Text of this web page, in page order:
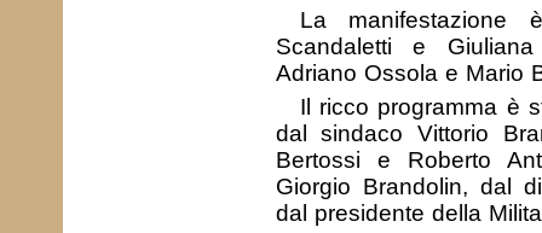
La
Scandaletti e
Adriano Ossola e Mario
Il ricco programma è
dal sindaco Vittorio
Bertossi e Roberto
Giorgio Brandolin, dal
dal presidente della